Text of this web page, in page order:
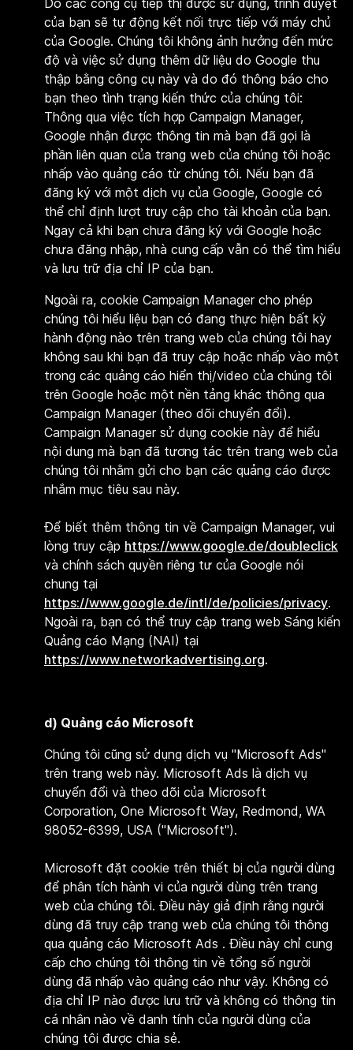
Do các công cụ tiếp thị được sử dụng, trình duyệt
của bạn sẽ tự động kết nối trực tiếp với máy chủ
của Google. Chúng tôi không ảnh hưởng đến mức
độ và việc sử dụng thêm dữ liệu do Google thu
thập bằng công cụ này và do đó thông báo cho
bạn theo tình trạng kiến thức của chúng tôi:
Thông qua việc tích hợp Campaign Manager,
Google nhận được thông tin mà bạn đã gọi là
phần liên quan của trang web của chúng tôi hoặc
nhấp vào quảng cáo từ chúng tôi. Nếu bạn đã
đăng ký với một dịch vụ của Google, Google có
thể chỉ định lượt truy cập cho tài khoản của bạn.
Ngay cả khi bạn chưa đăng ký với Google hoặc
chưa đăng nhập, nhà cung cấp vẫn có thể tìm hiểu
và lưu trữ địa chỉ IP của bạn.
Ngoài ra, cookie Campaign Manager cho phép
chúng tôi hiểu liệu bạn có đang thực hiện bất kỳ
hành động nào trên trang web của chúng tôi hay
không sau khi bạn đã truy cập hoặc nhấp vào một
trong các quảng cáo hiển thị/video của chúng tôi
trên Google hoặc một nền tảng khác thông qua
Campaign Manager (theo dõi chuyển đổi).
Campaign Manager sử dụng cookie này để hiểu
nội dung mà bạn đã tương tác trên trang web của
chúng tôi nhằm gửi cho bạn các quảng cáo được
nhắm mục tiêu sau này.
Để biết thêm thông tin về Campaign Manager, vui
lòng truy cập https://www.google.de/doubleclick
và chính sách quyền riêng tư của Google nói
chung tại
https://www.google.de/intl/de/policies/privacy.
Ngoài ra, bạn có thể truy cập trang web Sáng kiến
Quảng cáo Mạng (NAI) tại
https://www.networkadvertising.org.
d) Quảng cáo Microsoft
Chúng tôi cũng sử dụng dịch vụ "Microsoft Ads"
trên trang web này. Microsoft Ads là dịch vụ
chuyển đổi và theo dõi của Microsoft
Corporation, One Microsoft Way, Redmond, WA
98052-6399, USA ("Microsoft").
Microsoft đặt cookie trên thiết bị của người dùng
để phân tích hành vi của người dùng trên trang
web của chúng tôi. Điều này giả định rằng người
dùng đã truy cập trang web của chúng tôi thông
qua quảng cáo Microsoft Ads . Điều này chỉ cung
cấp cho chúng tôi thông tin về tổng số người
dùng đã nhấp vào quảng cáo như vậy. Không có
địa chỉ IP nào được lưu trữ và không có thông tin
cá nhân nào về danh tính của người dùng của
chúng tôi được chia sẻ.